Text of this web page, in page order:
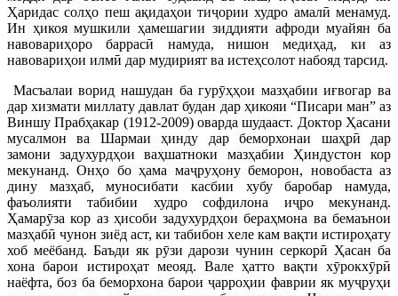
Ҳаридас солҳо пеш ақидаҳои тиҷории худро амалӣ менамуд.
Ин ҳикоя мушкили ҳамешагии зиддияти афроди муайян ба
навовариҳоро баррасӣ намуда, нишон медиҳад, ки аз
навовариҳои илмӣ дар мудирият ва истеҳсолот набояд тарсид.
Масъалаи ворид нашудан ба гурӯҳҳои мазҳабии иғвогар ва
дар хизмати миллату давлат будан дар ҳикояи “Писари ман” аз
Виншу Прабҳакар (1912-2009) оварда шудааст. Доктор Ҳасани
мусалмон ва Шармаи ҳинду дар беморхонаи шаҳрӣ дар
замони задухурдҳои ваҳшатноки мазҳабии Ҳиндустон кор
мекунанд. Онҳо бо ҳама маҷруҳону беморон, новобаста аз
дину мазҳаб, муносибати касбии хубу баробар намуда,
фаъолияти табибии худро софдилона иҷро мекунанд.
Ҳамарӯза кор аз ҳисоби задухурдҳои бераҳмона ва бемаънои
мазҳабӣ чунон зиёд аст, ки табибон хеле кам вақти истироҳату
хоб меёбанд. Баъди як рӯзи дарози чунин серкорӣ Ҳасан ба
хона барои истироҳат меояд. Вале ҳатто вақти хӯрокхӯрӣ
наёфта, боз ба беморхона барои ҷарроҳии фаврии як муҷруҳи